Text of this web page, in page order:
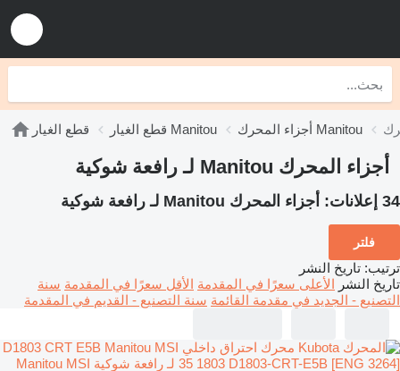
قطع الغيار قطع الغيار Manitou أجزاء المحرك Manitou
أجزاء المحرك Manitou لـ رافعة شوكية
34 إعلانات: أجزاء المحرك Manitou لـ رافعة شوكية
فلتر
ترتيب: تاريخ النشر
تاريخ النشر الأعلى سعرًا في المقدمة الأقل سعرًا في المقدمة سنة
التصنيع - الجديد في مقدمة القائمة سنة التصنيع - القديم في المقدمة